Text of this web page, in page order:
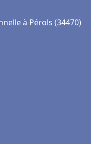
à Pérols (34470)